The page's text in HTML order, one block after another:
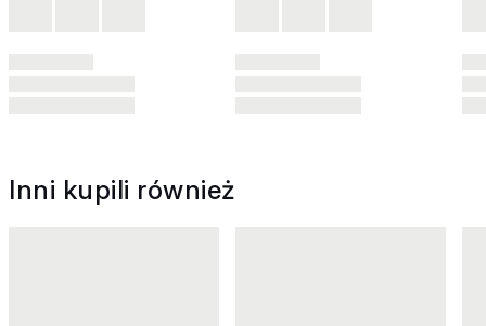
Inni kupili również